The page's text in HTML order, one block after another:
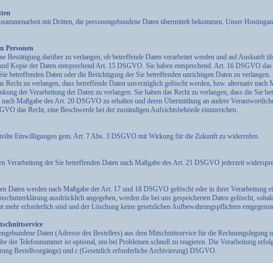
mit Dritten, die personengebundene Daten übermittelt bekommen. Unser
Personen
Bestätigung darüber zu verlangen, ob betreffende Daten verarbeitet werden und auf Auskunft
Kopie der Daten entsprechend Art. 15 DSGVO. Sie haben entsprechend. Art. 16 DSGVO das
betreffenden Daten oder die Berichtigung der Sie betreffenden unrichtigen Daten zu verlangen.
Recht zu verlangen, dass betreffende Daten unverzüglich gelöscht werden, bzw. alternativ nach
der Verarbeitung der Daten zu verlangen. Sie haben das Recht zu verlangen, dass die Sie
nach Maßgabe des Art. 20 DSGVO zu erhalten und deren Übermittlung an andere
das Recht, eine Beschwerde bei der zuständigen Aufsichtsbehörde einzureichen.
Einwilligungen gem. Art. 7 Abs. 3 DSGVO mit Wirkung für die Zukunft zu widerrufen.
Verarbeitung der Sie betreffenden Daten nach Maßgabe des Art. 21 DSGVO jederzeit
Daten werden nach Maßgabe der Art. 17 und 18 DSGVO gelöscht oder in ihrer Verarbeitung
ausdrücklich angegeben, werden die bei uns gespeicherten Daten gelöscht,
mehr erforderlich sind und der Löschung keine gesetzlichen Aufbewahrungspflichten
Daten (Adresse des Bestellers) aus dem Mitschnittservice für die Rechnungslegung
der Telefonnummer ist optional, um bei Problemen schnell zu reagieren. Die Verarbeitung
Bestellvorgänge) und c (Gesetzlich erforderliche Archivierung) DSGVO.